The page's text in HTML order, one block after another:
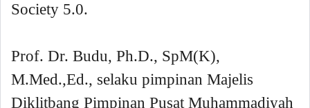
Society 5.0.
Prof. Dr. Budu, Ph.D., SpM(K),
M.Med.,Ed., selaku pimpinan Majelis
Diklitbang Pimpinan Pusat Muhammadiyah